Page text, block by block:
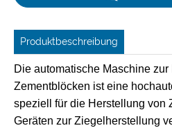
Produktbeschreibung
Die automatische Maschine
Zementblöcken ist eine
speziell für die Herstellung von
Geräten zur Ziegelherstellung